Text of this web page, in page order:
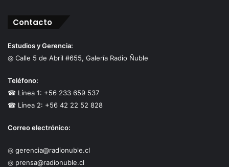
Contacto
Estudios y Gerencia:
◎ Calle 5 de Abril #655, Galería Radio Ñuble
Teléfono:
☎ Línea 1: +56 233 659 537
☎ Línea 2: +56 42 22 52 828
Correo electrónico:
◎ gerencia@radionuble.cl
◎ prensa@radionuble.cl